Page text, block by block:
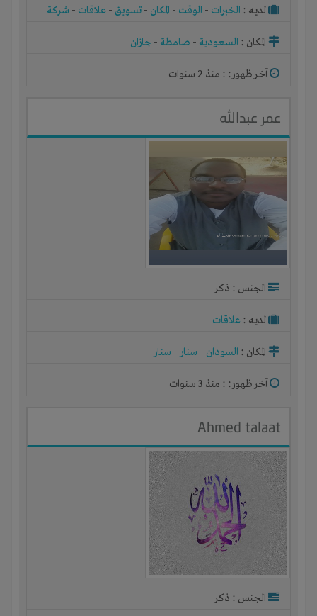
لديـه : الخبرات - الوقت - المكان - تسويق - علاقات - شركة
المكان : السعودية - صامطة - جازان
آخر ظهور: : منذ 2 سنوات
عمر عبدالله
الجنس : ذكر
لديـه : علاقات
المكان : السودان - سنار- سنار
آخر ظهور: : منذ 3 سنوات
Ahmed talaat
الجنس : ذكر